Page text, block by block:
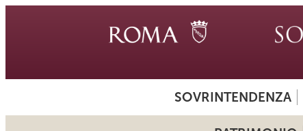
SOVRINTENDENZA